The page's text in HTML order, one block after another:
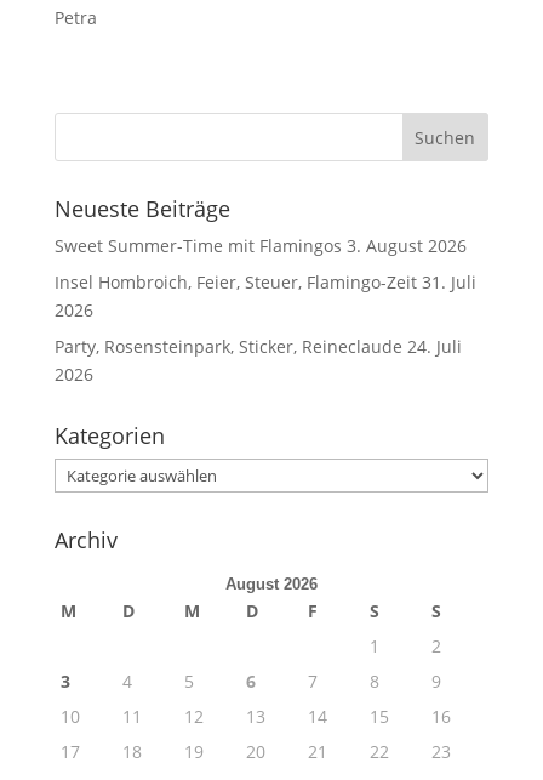
Petra
Neueste Beiträge
Sweet Summer-Time mit Flamingos 3. August 2026
Insel Hombroich, Feier, Steuer, Flamingo-Zeit 31. Juli
2026
Party, Rosensteinpark, Sticker, Reineclaude 24. Juli
2026
Kategorien
Kategorien
Archiv
August 2026
M D M D F S
S
1
2
3
4 5 6 7 8
9
10
11 12 13 14 15
16
17
18 19 20 21 22
23